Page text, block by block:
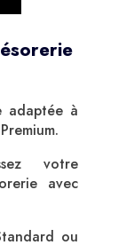
adaptée à
votre
avec
ou